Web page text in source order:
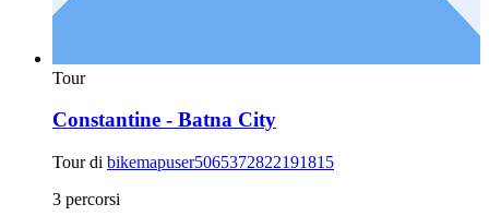
Tour
Constantine - Batna City
Tour di bikemapuser5065372822191815
3 percorsi